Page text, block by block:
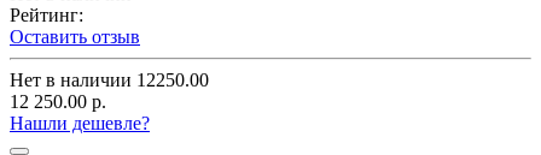
Рейтинг:
Оставить отзыв
Нет в наличии 12250.00
12 250.00 р.
Нашли дешевле?